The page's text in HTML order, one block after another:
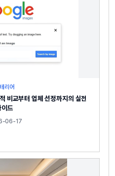
리어
비교부터 업체 선정까지의 실전
이드
06-17